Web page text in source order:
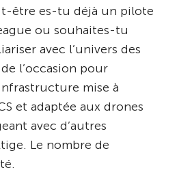
être es-tu déjà un pilote
ou souhaites-tu
avec l’univers des
l’occasion pour
mise à
et adaptée aux drones
avec d’autres
Le nombre de